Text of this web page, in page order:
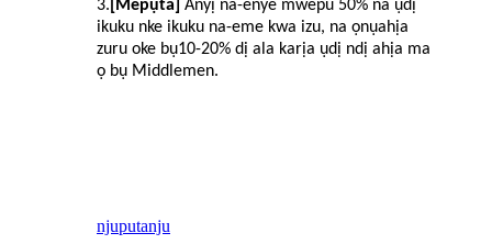
3. [Mepụta]
Anyị na-enye mwepu 50% na ụdị
ikuku nke ikuku na-eme kwa izu, na ọnụahịa
zuru oke bụ10-20% dị ala karịa ụdị ndị ahịa ma
ọ bụ Middlemen.
njuputanju